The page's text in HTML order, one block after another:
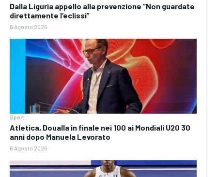
Dalla Liguria appello alla prevenzione “Non guardate
direttamente l’eclissi”
6 Agosto 2026
Sport
Atletica, Doualla in finale nei 100 ai Mondiali U20 30
anni dopo Manuela Levorato
6 Agosto 2026